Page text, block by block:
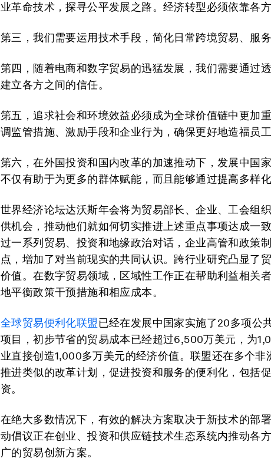
业革命技术，探寻公平发展之路。经济转型必须依靠各方
第三，我们需要运用技术手段，简化日常跨境贸易、服
第四，随着电商和数字贸易的迅猛发展，我们需要通过
建立各方之间的信任。
第五，追求社会和环境效益必须成为全球价值链中更加
调监管措施、激励手段和企业行为，确保更好地造福员工
第六，在外国投资和国内改革的加速推动下，发展中国
不仅有助于为更多的群体赋能，而且能够通过提高多样化
世界经济论坛达沃斯年会将为贸易部长、企业、工会组
供机会，推动他们就如何切实推进上述重点事项达成一
过一系列贸易、投资和地缘政治对话，企业高管和政策
点，增加了对当前现实的共同认识。跨行业研究凸显了
价值。在数字贸易领域，区域性工作正在帮助利益相关
地平衡政策干预措施和相应成本。
全球贸易便利化联盟已经在发展中国家实施了20多项公
项目，初步节省的贸易成本已经超过6,500万美元，为
业直接创造1,000多万美元的经济价值。联盟还在多个非
推进类似的改革计划，促进投资和服务的便利化，包括
资。
在绝大多数情况下，有效的解决方案取决于新技术的部
动倡议正在创业、投资和供应链技术生态系统内推动各
广的贸易创新方案。